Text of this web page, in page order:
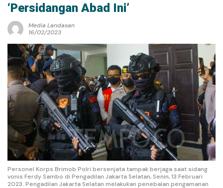
‘Persidangan Abad Ini’
Media Landasan
16/02/2023
Personel Korps Brimob Polri bersenjata tampak berjaga saat sidang
vonis Ferdy Sambo di Pengadilan Jakarta Selatan, Senin, 13 Februari
2023. Pengadilan Jakarta Selatan melakukan penebalan pengamanan